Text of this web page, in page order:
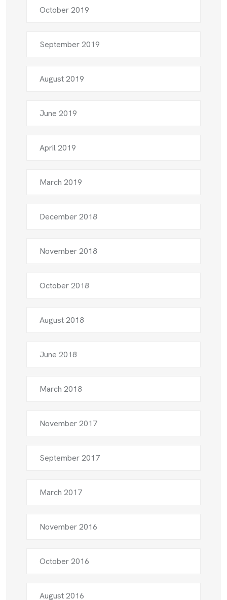
October 2019
September 2019
August 2019
June 2019
April 2019
March 2019
December 2018
November 2018
October 2018
August 2018
June 2018
March 2018
November 2017
September 2017
March 2017
November 2016
October 2016
August 2016